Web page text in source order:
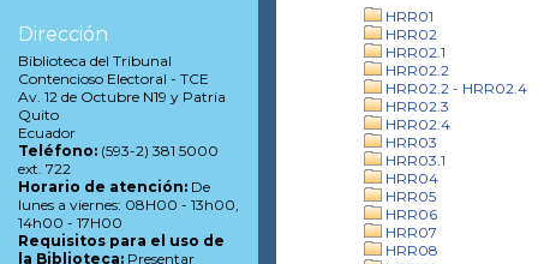
HRR01
HRR02
HRR02.1
HRR02.2
HRR02.2 - HRR02.4
HRR02.3
HRR02.4
HRR03
HRR03.1
HRR04
HRR05
HRR06
HRR07
HRR08
Dirección
Biblioteca del Tribunal
Contencioso Electoral - TCE
Av. 12 de Octubre N19 y Patria
Quito
Ecuador
Teléfono: (593-2) 381 5000
ext. 722
Horario de atención: De
lunes a viernes: 08H00 - 13h00,
14h00 - 17H00
Requisitos para el uso de
la Biblioteca: Presentar